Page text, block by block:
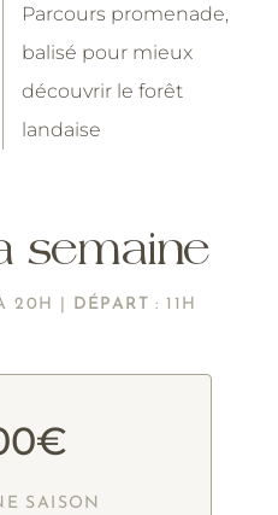
Parcours promenade,
balisé pour mieux
découvrir le forêt
landaise
semaine
20H | DÉPART : 11H
SAISON